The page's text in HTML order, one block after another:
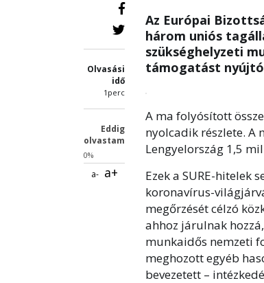
Olvasási
idő
1perc
Eddig
olvastam
0%
a- a+
Az Európai
három uniós
szükséghelyzeti
támogatást
A ma folyósított
nyolcadik részlete. A
Lengyelország 1,5
Ezek a SURE-hitelek
koronavírus-
megőrzését célzó
ahhoz járulnak
munkaidős nemzeti
meghozott egyéb
bevezetett –